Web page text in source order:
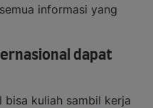
informasi yang
dapat
bisa kuliah sambil kerja